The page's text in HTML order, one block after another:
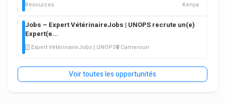
Resources
Kenya
Jobs – Expert VétérinaireJobs | UNOPS recrute un(e)
Expert(e...
Expert VétérinaireJobs | UNOPS Cameroun
Voir toutes les opportunités